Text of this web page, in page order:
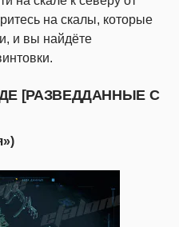
на скалы, которые
и вы найдёте
[РАЗВЕДДАННЫЕ С